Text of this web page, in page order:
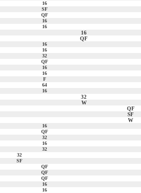
16
SF
QF
16
16
16
QF
16
16
32
QF
16
16
F
64
16
32
W
QF
SF
W
16
QF
32
16
32
32
SF
QF
QF
QF
16
16